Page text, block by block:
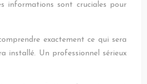
informations sont cruciales pour
exactement ce qui sera
installé. Un professionnel sérieux